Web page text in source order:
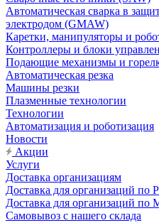
Автоматическая сварка в
электродом (GMAW)
Каретки, манипуляторы и
Контроллеры и блоки
Подающие механизмы и
Автоматическая резка
Машины резки
Плазменные технологии
Технологии
Автоматизация и роботизация
Новости
Акции
Услуги
Доставка организациям
Доставка для организаций по
Доставка для организаций по
Самовывоз с нашего склада